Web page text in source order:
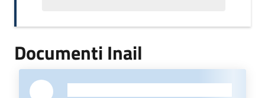
Documenti Inail